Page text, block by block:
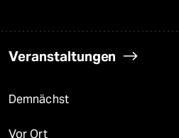
Veranstaltungen
Demnächst
Vor Ort